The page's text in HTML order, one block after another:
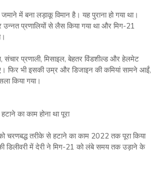
में बना लड़ाकू विमान है। यह पुराना हो गया था।
प्रणालियों से लैस किया गया था और मिग-21
संचार प्रणाली, मिसाइल, बेहतर विंडशील्ड और हेलमेट
फिर भी इसकी उम्र और डिजाइन की कमियां सामने आईं,
किया गया।
का काम होना था पूरा
चरणबद्ध तरीके से हटाने का काम 2022 तक पूरा किया
डिलीवरी में देरी ने मिग-21 को लंबे समय तक उड़ाने के